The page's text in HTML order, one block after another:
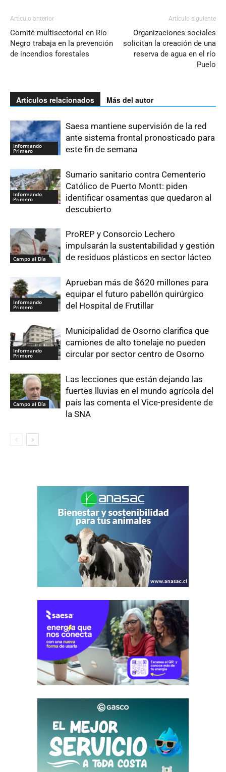
Artículo anterior
Comité multisectorial en Río
Negro trabaja en la prevención
de incendios forestales
Artículo siguiente
Organizaciones sociales
solicitan la creación de una
reserva de agua en el río
Puelo
Artículos relacionados Más del autor
Informando
Primero
Saesa mantiene supervisión de la red
ante sistema frontal pronosticado para
este fin de semana
Informando
Primero
Sumario sanitario contra Cementerio
Católico de Puerto Montt: piden
identificar osamentas que quedaron al
descubierto
Campo al Día
ProREP y Consorcio Lechero
impulsarán la sustentabilidad y gestión
de residuos plásticos en sector lácteo
Informando
Primero
Aprueban más de $620 millones para
equipar el futuro pabellón quirúrgico
del Hospital de Frutillar
Informando
Primero
Municipalidad de Osorno clarifica que
camiones de alto tonelaje no pueden
circular por sector centro de Osorno
Campo al Día
Las lecciones que están dejando las
fuertes lluvias en el mundo agrícola del
país las comenta el Vice-presidente de
la SNA